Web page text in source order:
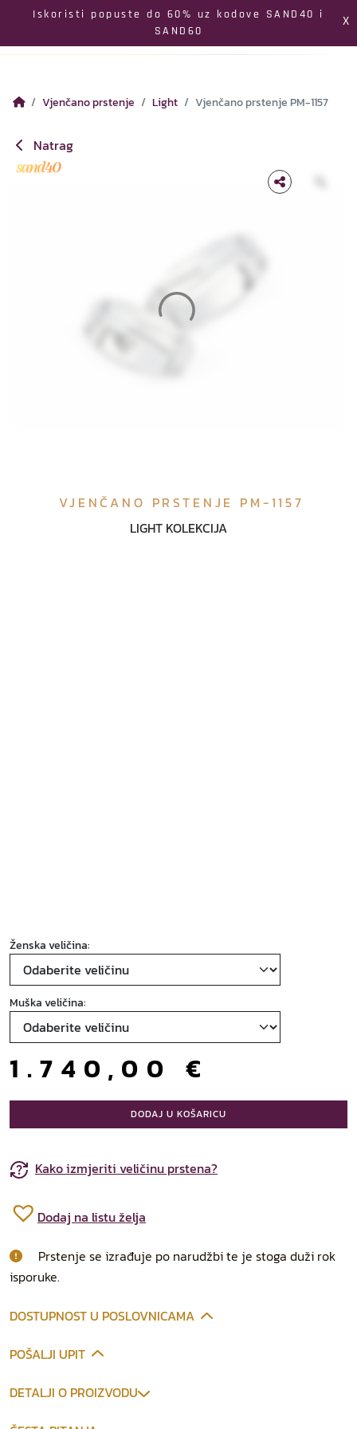
Iskoristi popuste do 60% uz kodove SAND40 i
SAND60
X
Izbornik
Profil Pretraga
Vjenčano prstenje Light Vjenčano prstenje PM-1157
Natrag
VJENČANO PRSTENJE PM-1157
LIGHT KOLEKCIJA
Ženska veličina:
Muška veličina:
1.740,00€
DODAJ U KOŠARICU
Kako izmjeriti veličinu prstena?
Dodaj na listu želja
Prstenje se izrađuje po narudžbi te je stoga duži rok
isporuke.
DOSTUPNOST U POSLOVNICAMA
POŠALJI UPIT
DETALJI O PROIZVODU